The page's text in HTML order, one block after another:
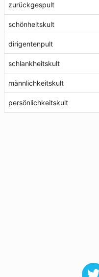
zurückgespult
schönheitskult
dirigentenpult
schlankheitskult
männlichkeitskult
persönlichkeitskult